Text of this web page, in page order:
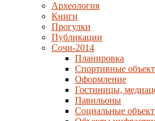
Археология
Книги
Прогулки
Публикации
Сочи-2014
Планировка
Спортивные
Оформление
Гостиницы,
Павильоны
Социальные